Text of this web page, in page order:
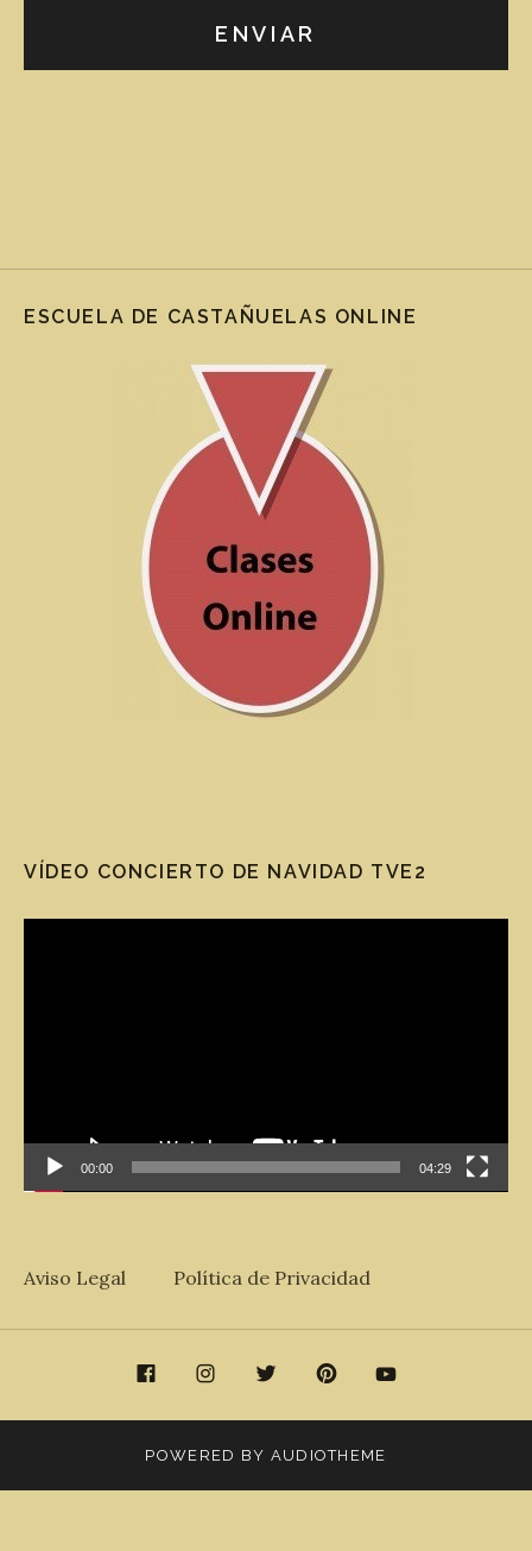
ESCUELA DE CASTAÑUELAS ONLINE
VÍDEO CONCIERTO DE NAVIDAD TVE2
00:00 04:29
Aviso Legal Política de Privacidad
InstagramTwitterPinterestYoutube
POWERED BY AUDIOTHEME